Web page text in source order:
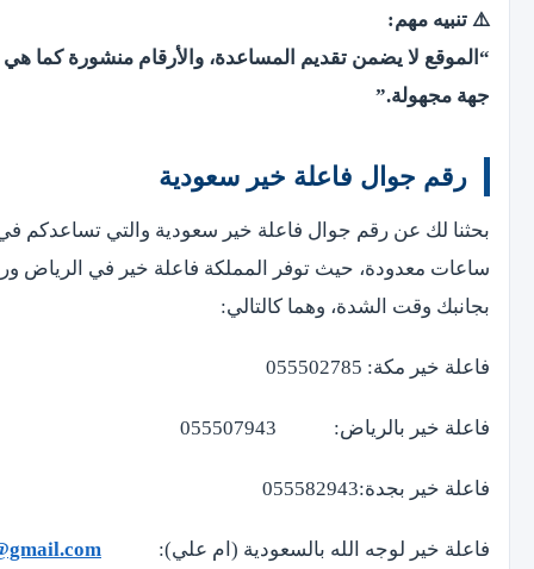
⚠️ تنبيه مهم:
“الموقع لا يضمن تقديم المساعدة، والأرقام منشورة كما
جهة مجهولة.”
رقم جوال فاعلة خير سعودية
بحثنا لك عن رقم جوال فاعلة خير سعودية والتي تساعدكم
ساعات معدودة، حيث توفر المملكة فاعلة خير في الرياض
بجانبك وقت الشدة، وهما كالتالي:
فاعلة خير مكة: 055502785
فاعلة خير بالرياض: 055507943
فاعلة خير بجدة:055582943
فاعلة خير لوجه الله بالسعودية (ام علي):